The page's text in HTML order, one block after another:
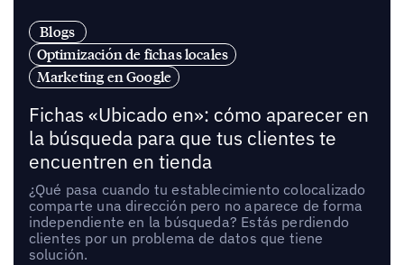
Blogs
Optimización de fichas locales
Marketing en Google
Fichas «Ubicado en»: cómo aparecer en
la búsqueda para que tus clientes te
encuentren en tienda
¿Qué pasa cuando tu establecimiento colocalizado
comparte una dirección pero no aparece de forma
independiente en la búsqueda? Estás perdiendo
clientes por un problema de datos que tiene
solución.